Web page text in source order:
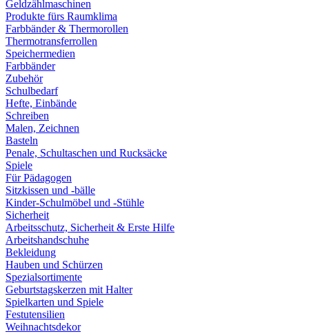
Geldzählmaschinen
Produkte fürs Raumklima
Farbbänder & Thermorollen
Thermotransferrollen
Speichermedien
Farbbänder
Zubehör
Schulbedarf
Hefte, Einbände
Schreiben
Malen, Zeichnen
Basteln
Penale, Schultaschen und Rucksäcke
Spiele
Für Pädagogen
Sitzkissen und -bälle
Kinder-Schulmöbel und -Stühle
Sicherheit
Arbeitsschutz, Sicherheit & Erste Hilfe
Arbeitshandschuhe
Bekleidung
Hauben und Schürzen
Spezialsortimente
Geburtstagskerzen mit Halter
Spielkarten und Spiele
Festutensilien
Weihnachtsdekor